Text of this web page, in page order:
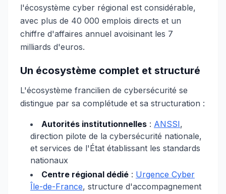
l'écosystème cyber régional est considérable,
avec plus de 40 000 emplois directs et un
chiffre d'affaires annuel avoisinant les 7
milliards d'euros.
Un écosystème complet et structuré
L'écosystème francilien de cybersécurité se
distingue par sa complétude et sa structuration :
Autorités institutionnelles : ANSSI,
direction pilote de la cybersécurité nationale,
et services de l'État établissant les standards
nationaux
Centre régional dédié : Urgence Cyber
Île-de-France, structure d'accompagnement